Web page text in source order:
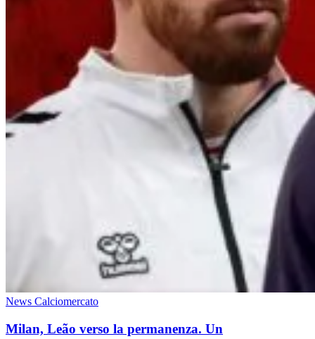
News Calciomercato
Milan, Leão verso la permanenza. Un